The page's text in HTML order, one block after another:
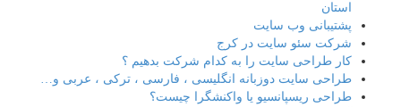
استان
پشتیبانی وب سایت
شرکت سئو سایت در کرج
کار طراحی سایت را به کدام شرکت بدهیم ؟
طراحی سایت دوزبانه انگلیسی ، فارسی ، ترکی ، عربی و…
طراحی ریسپانسیو یا واکنشگرا چیست؟